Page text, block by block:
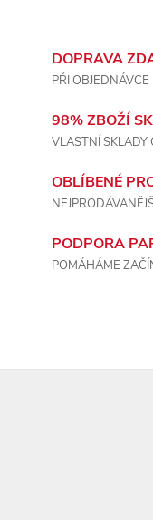
DOPRAVA
PŘI
98% ZBOŽÍ
VLASTNÍ
OBLÍBENÉ
PODPORA
POMÁHÁME